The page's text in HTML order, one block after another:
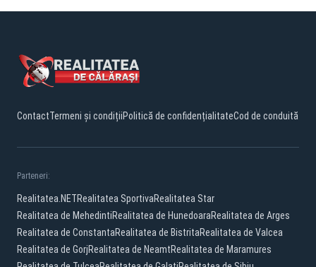
ContactTermeni și condițiiPolitică de confidențialitateCod de conduită
Parteneri:
Realitatea.NETRealitatea SportivaRealitatea Star
Realitatea de MehedintiRealitatea de HunedoaraRealitatea de Arges
Realitatea de ConstantaRealitatea de BistritaRealitatea de Valcea
Realitatea de GorjRealitatea de NeamtRealitatea de Maramures